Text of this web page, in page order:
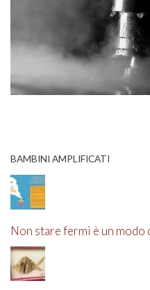
BAMBINI AMPLIFICATI
Non stare fermi è un modo